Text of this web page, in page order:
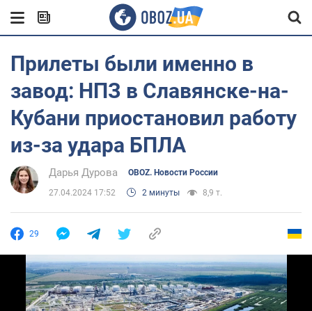
Прилеты были именно в
завод: НПЗ в Славянске-на-
Кубани приостановил работу
из-за удара БПЛА
Дарья Дурова OBOZ. Новости России
27.04.2024 17:52 2 минуты 8,9 т.
29